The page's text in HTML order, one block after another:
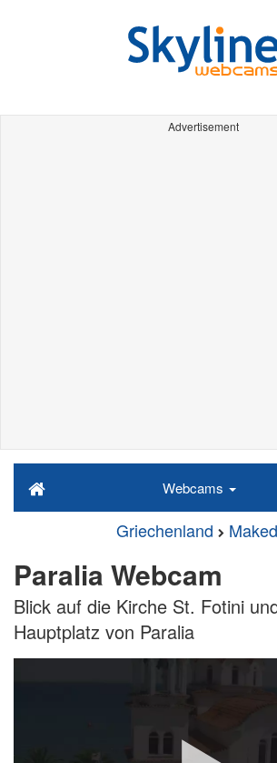
Advertisement
Webcams
Griechenland
Paralia Webcam
Blick auf die Kirche St. Fotini
Hauptplatz von Paralia